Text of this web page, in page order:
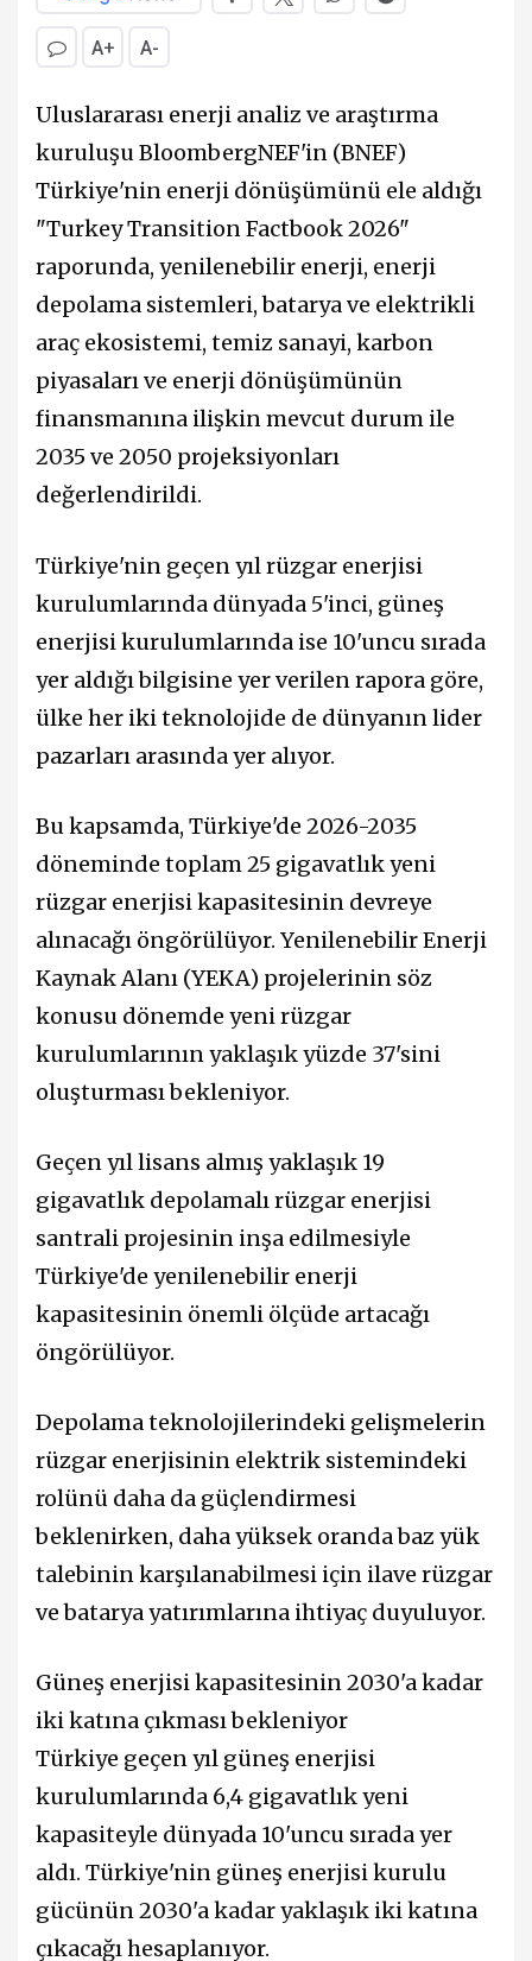
A+ A-
Uluslararası enerji analiz ve araştırma
kuruluşu BloombergNEF'in (BNEF)
Türkiye'nin enerji dönüşümünü ele aldığı
"Turkey Transition Factbook 2026"
raporunda, yenilenebilir enerji, enerji
depolama sistemleri, batarya ve elektrikli
araç ekosistemi, temiz sanayi, karbon
piyasaları ve enerji dönüşümünün
finansmanına ilişkin mevcut durum ile
2035 ve 2050 projeksiyonları
değerlendirildi.
Türkiye'nin geçen yıl rüzgar enerjisi
kurulumlarında dünyada 5'inci, güneş
enerjisi kurulumlarında ise 10'uncu sırada
yer aldığı bilgisine yer verilen rapora göre,
ülke her iki teknolojide de dünyanın lider
pazarları arasında yer alıyor.
Bu kapsamda, Türkiye'de 2026-2035
döneminde toplam 25 gigavatlık yeni
rüzgar enerjisi kapasitesinin devreye
alınacağı öngörülüyor. Yenilenebilir Enerji
Kaynak Alanı (YEKA) projelerinin söz
konusu dönemde yeni rüzgar
kurulumlarının yaklaşık yüzde 37'sini
oluşturması bekleniyor.
Geçen yıl lisans almış yaklaşık 19
gigavatlık depolamalı rüzgar enerjisi
santrali projesinin inşa edilmesiyle
Türkiye'de yenilenebilir enerji
kapasitesinin önemli ölçüde artacağı
öngörülüyor.
Depolama teknolojilerindeki gelişmelerin
rüzgar enerjisinin elektrik sistemindeki
rolünü daha da güçlendirmesi
beklenirken, daha yüksek oranda baz yük
talebinin karşılanabilmesi için ilave rüzgar
ve batarya yatırımlarına ihtiyaç duyuluyor.
Güneş enerjisi kapasitesinin 2030'a kadar
iki katına çıkması bekleniyor
Türkiye geçen yıl güneş enerjisi
kurulumlarında 6,4 gigavatlık yeni
kapasiteyle dünyada 10'uncu sırada yer
aldı. Türkiye'nin güneş enerjisi kurulu
gücünün 2030'a kadar yaklaşık iki katına
çıkacağı hesaplanıyor.